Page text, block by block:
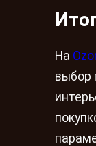
На
выбор